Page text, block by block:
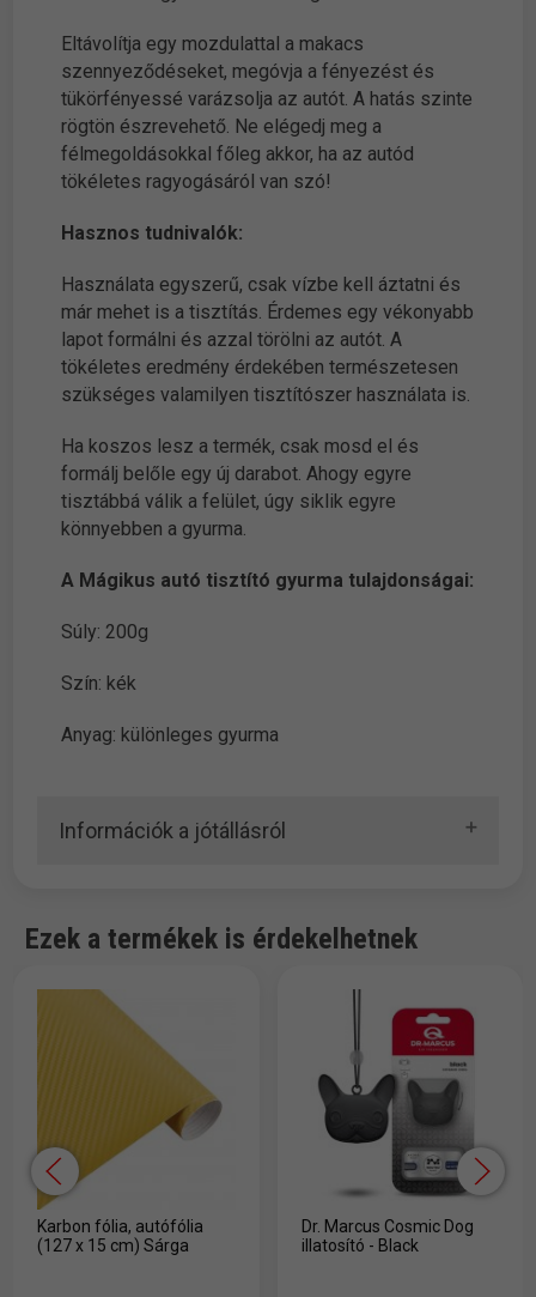
Eltávolítja egy mozdulattal a makacs
szennyeződéseket, megóvja a fényezést és
tükörfényessé varázsolja az autót. A hatás szinte
rögtön észrevehető. Ne elégedj meg a
félmegoldásokkal főleg akkor, ha az autód
tökéletes ragyogásáról van szó!
Hasznos tudnivalók:
Használata egyszerű, csak vízbe kell áztatni és
már mehet is a tisztítás. Érdemes egy vékonyabb
lapot formálni és azzal törölni az autót. A
tökéletes eredmény érdekében természetesen
szükséges valamilyen tisztítószer használata is.
Ha koszos lesz a termék, csak mosd el és
formálj belőle egy új darabot. Ahogy egyre
tisztábbá válik a felület, úgy siklik egyre
könnyebben a gyurma.
A Mágikus autó tisztító gyurma tulajdonságai:
Súly: 200g
Szín: kék
Anyag: különleges gyurma
Információk a jótállásról
Ezek a termékek is érdekelhetnek
Karbon fólia, autófólia
(127 x 15 cm) Sárga
Dr. Marcus Cosmic Dog
illatosító - Black